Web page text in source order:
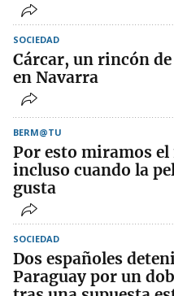
SOCIEDAD
Cárcar, un rincón
en Navarra
BERM@TU
Por esto miramos
incluso cuando la
gusta
SOCIEDAD
Dos españoles
Paraguay por un